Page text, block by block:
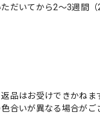
だいてから2〜3週間（
品はお受けできかねま
合いが異なる場合がご